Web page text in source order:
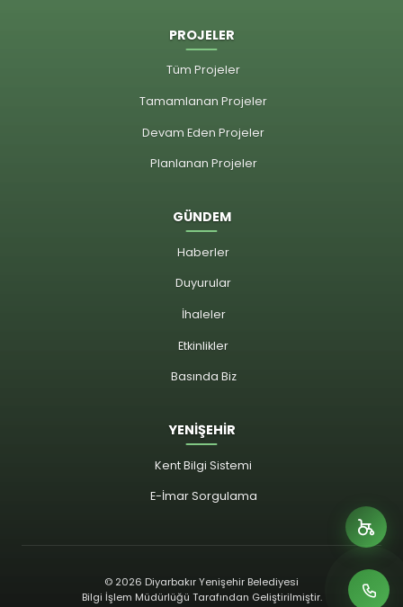
PROJELER
Tüm Projeler
Tamamlanan Projeler
Devam Eden Projeler
Planlanan Projeler
GÜNDEM
Haberler
Duyurular
İhaleler
Etkinlikler
Basında Biz
YENİŞEHİR
Kent Bilgi Sistemi
E-İmar Sorgulama
© 2026 Diyarbakır Yenişehir Belediyesi
Bilgi İşlem Müdürlüğü Tarafından Geliştirilmiştir.